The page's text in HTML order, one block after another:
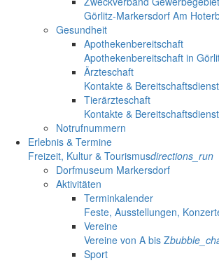
Görlitz-Markersdorf Am
Gesundheit
Apothekenbereitschaft
Apothekenbereitschaft in
Ärzteschaft
Kontakte &
Tierärzteschaft
Kontakte &
Notrufnummern
Erlebnis & Termine
Freizeit, Kultur & Tourismusdirections_run
Dorfmuseum Markersdorf
Aktivitäten
Terminkalender
Feste, Ausstellungen,
Vereine
Vereine von A bis Z
Sport